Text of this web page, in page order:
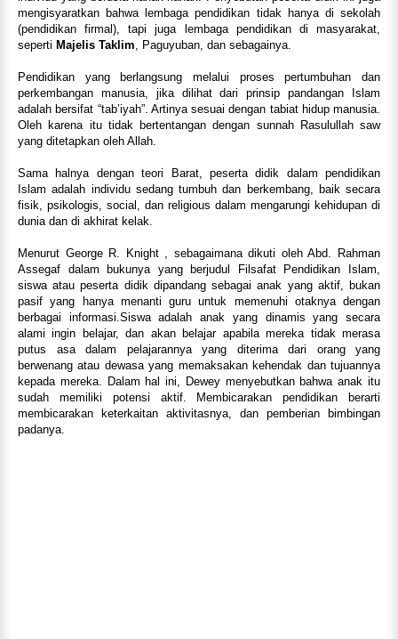
mengisyaratkan bahwa lembaga pendidikan tidak hanya di sekolah
(pendidikan firmal), tapi juga lembaga pendidikan di masyarakat,
seperti Majelis Taklim , Paguyuban, dan sebagainya.
Pendidikan yang berlangsung melalui proses pertumbuhan dan
perkembangan manusia, jika dilihat dari prinsip pandangan Islam
adalah bersifat “tab’iyah”. Artinya sesuai dengan tabiat hidup manusia.
Oleh karena itu tidak bertentangan dengan sunnah Rasulullah saw
yang ditetapkan oleh Allah.
Sama halnya dengan teori Barat, peserta didik dalam pendidikan
Islam adalah individu sedang tumbuh dan berkembang, baik secara
fisik, psikologis, social, dan religious dalam mengarungi kehidupan di
dunia dan di akhirat kelak.
Menurut George R. Knight , sebagaimana dikuti oleh Abd. Rahman
Assegaf dalam bukunya yang berjudul Filsafat Pendidikan Islam,
siswa atau peserta didik dipandang sebagai anak yang aktif, bukan
pasif yang hanya menanti guru untuk memenuhi otaknya dengan
berbagai informasi.Siswa adalah anak yang dinamis yang secara
alami ingin belajar, dan akan belajar apabila mereka tidak merasa
putus asa dalam pelajarannya yang diterima dari orang yang
berwenang atau dewasa yang memaksakan kehendak dan tujuannya
kepada mereka. Dalam hal ini, Dewey menyebutkan bahwa anak itu
sudah memiliki potensi aktif. Membicarakan pendidikan berarti
membicarakan keterkaitan aktivitasnya, dan pemberian bimbingan
padanya.